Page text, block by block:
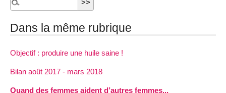
Dans la même rubrique
Objectif : produire une huile saine !
Bilan août 2017 - mars 2018
Quand des femmes aident d’autres femmes...